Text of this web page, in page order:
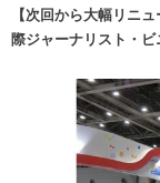
【次回から大幅リニ
際ジャーナリスト・ビ